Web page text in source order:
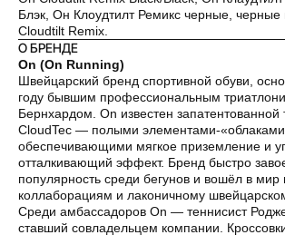
Блэк, Он Клоудтилт Ремикс черные, черные
Cloudtilt Remix.
О БРЕНДЕ
On (On Running)
Швейцарский бренд спортивной обуви,
году бывшим профессиональным
Бернхардом. On известен запатентованной
CloudTec — полыми элементами-
обеспечивающими мягкое приземление и
отталкивающий эффект. Бренд быстро
популярность среди бегунов и вошёл в
коллаборациям и лаконичному
Среди амбассадоров On — теннисист
ставший совладельцем компании.